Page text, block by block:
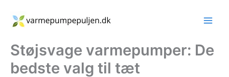
indholdet
Støjsvage varmepumper: De
bedste valg til tæt